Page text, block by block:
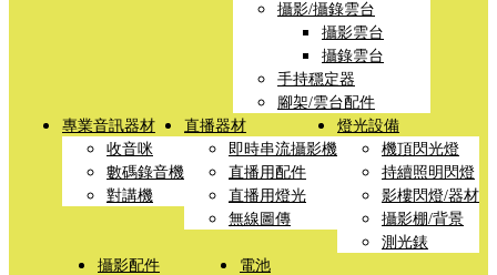
攝影/攝錄雲台
攝影雲台
攝錄雲台
手持穩定器
腳架/雲台配件
專業音訊器材
收音咪
數碼錄音機
對講機
直播器材
即時串流攝影機
直播用配件
直播用燈光
無線圖傳
燈光設備
機頂閃光燈
持續照明閃燈
影樓閃燈/器材
攝影棚/背景
測光錶
攝影配件
電池